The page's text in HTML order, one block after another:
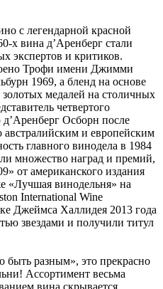
с легендарной красной
х вина д’Аренберг стали
экспертов и критиков.
Трофи имени Джимми
1969, а бленд на основе
медалей на столичных
четвертого
Осборн после
австралийским и европейским
главного винодела в 1984
множество наград и премий,
от американского издания
«Лучшая винодельня» на
International Wine
Джеймса Халлидея 2013 года
звездами и получили титул
быть разным», это прекрасно
Ассортимент весьма
вина скрывается